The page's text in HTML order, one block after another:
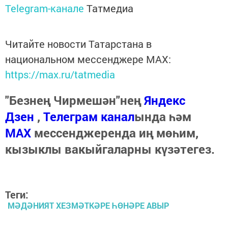
Telegram-канале Татмедиа
Читайте новости Татарстана в
национальном мессенджере MАХ:
https://max.ru/tatmedia
"Безнең Чирмешән"неңЯндекс
Дзен , Телеграм каналында һәм
МАХ мессенджеренда иң мөһим,
кызыклы вакыйгаларны күзәтегез.
Теги:
МӘДӘНИЯТ ХЕЗМӘТКӘРЕ ҺӨНӘРЕ АВЫР